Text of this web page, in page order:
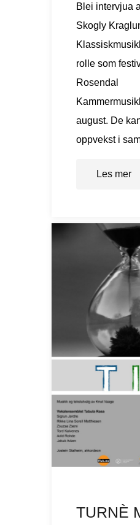
Blei intervjua
Skogly
rolle som
Rosendal
august. De
oppvekst i
Les mer
TURNÈ